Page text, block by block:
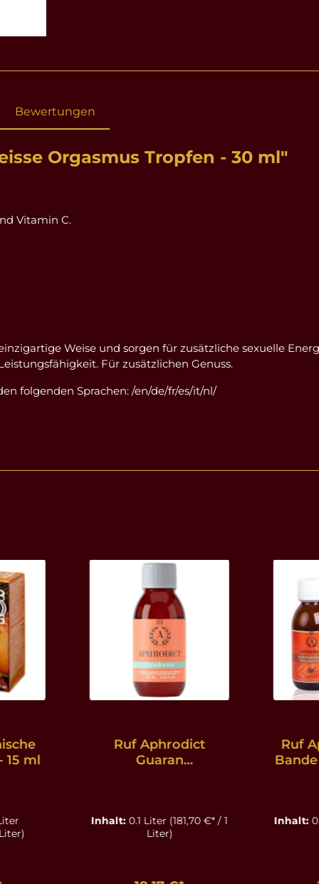
Bewertungen
Orgasmus Tropfen - 30 ml"
Vitamin C.
Weise und sorgen für zusätzliche sexuelle
Für zusätzlichen Genuss.
folgenden Sprachen: /en/de/fr/es/it/nl/
15 ml
Ruf Aphrodict
Guaran
Inhalt: 0.1 Liter (181,70 €* / 1
Liter)
Ruf
Inhalt: